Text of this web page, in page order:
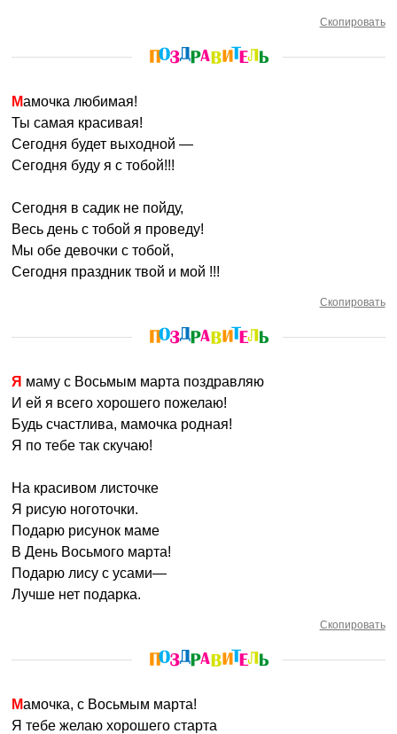
Скопировать
Мамочка любимая!
Ты самая красивая!
Сегодня будет выходной —
Сегодня буду я с тобой!!!
Сегодня в садик не пойду,
Весь день с тобой я проведу!
Мы обе девочки с тобой,
Сегодня праздник твой и мой !!!
Скопировать
Я маму с Восьмым марта поздравляю
И ей я всего хорошего пожелаю!
Будь счастлива, мамочка родная!
Я по тебе так скучаю!
На красивом листочке
Я рисую ноготочки.
Подарю рисунок маме
В День Восьмого марта!
Подарю лису с усами—
Лучше нет подарка.
Скопировать
Мамочка, с Восьмым марта!
Я тебе желаю хорошего старта